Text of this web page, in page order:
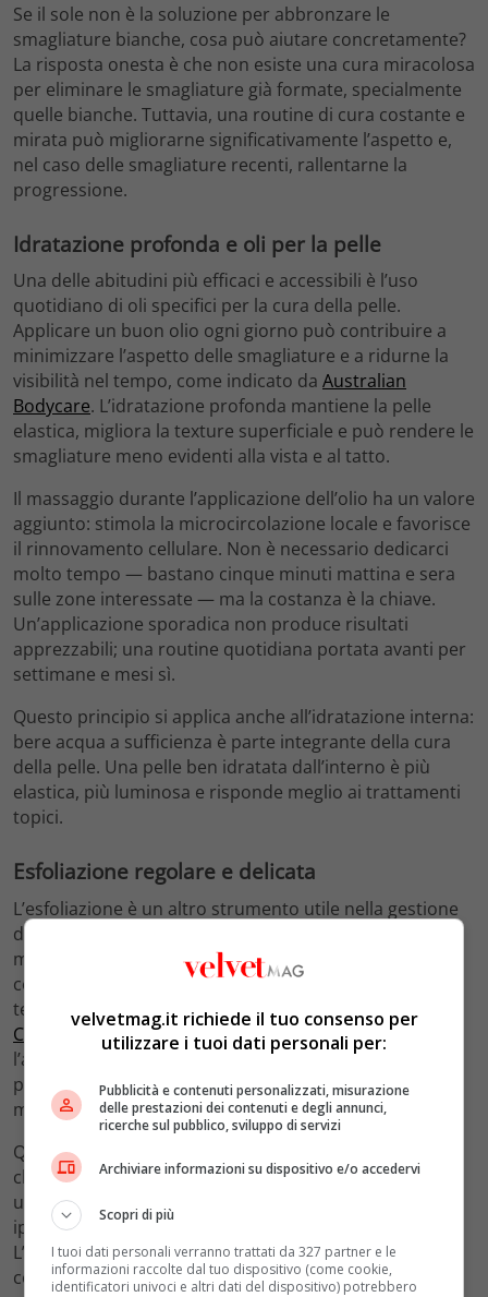
Se il sole non è la soluzione per abbronzare le
smagliature bianche, cosa può aiutare concretamente?
La risposta onesta è che non esiste una cura miracolosa
per eliminare le smagliature già formate, specialmente
quelle bianche. Tuttavia, una routine di cura costante e
mirata può migliorarne significativamente l’aspetto e,
nel caso delle smagliature recenti, rallentarne la
progressione.
Idratazione profonda e oli per la pelle
Una delle abitudini più efficaci e accessibili è l’uso
quotidiano di oli specifici per la cura della pelle.
Applicare un buon olio ogni giorno può contribuire a
minimizzare l’aspetto delle smagliature e a ridurne la
visibilità nel tempo, come indicato da Australian
Bodycare. L’idratazione profonda mantiene la pelle
elastica, migliora la texture superficiale e può rendere le
smagliature meno evidenti alla vista e al tatto.
Il massaggio durante l’applicazione dell’olio ha un valore
aggiunto: stimola la microcircolazione locale e favorisce
il rinnovamento cellulare. Non è necessario dedicarci
molto tempo — bastano cinque minuti mattina e sera
sulle zone interessate — ma la costanza è la chiave.
Un’applicazione sporadica non produce risultati
apprezzabili; una routine quotidiana portata avanti per
settimane e mesi sì.
Questo principio si applica anche all’idratazione interna:
bere acqua a sufficienza è parte integrante della cura
della pelle. Una pelle ben idratata dall’interno è più
elastica, più luminosa e risponde meglio ai trattamenti
topici.
Esfoliazione regolare e delicata
L’esfoliazione è un altro strumento utile nella gestione
delle smagliature. Uno scrub delicato, applicato con
movimenti circolari sulle zone interessate, rimuove le
cellule morte, stimola il turnover cellulare e migliora la
texture della pelle. Secondo quanto riportato da
Claire
, esfoliare la pelle con scrub delicati ne migliora
l’aspetto, anche se per trattamenti più intensi come i
peeling chimici è sempre consigliabile consultare un
medico prima di procedere.
Questo avvertimento non è da sottovalutare. I peeling
chimici agiscono su strati più profondi della pelle e, se
usati in modo improprio, possono causare irritazioni,
iperpigmentazione o peggiorare la situazione.
L’automedicazione aggressiva, in questo caso, è
controindicata. Meglio affidarsi a un dermatologo o a
velvetmag.it richiede il tuo consenso per
utilizzare i tuoi dati personali per:
Pubblicità e contenuti personalizzati, misurazione
delle prestazioni dei contenuti e degli annunci,
ricerche sul pubblico, sviluppo di servizi
Archiviare informazioni su dispositivo e/o accedervi
Scopri di più
I tuoi dati personali verranno trattati da 327 partner e le
informazioni raccolte dal tuo dispositivo (come cookie,
identificatori univoci e altri dati del dispositivo) potrebbero